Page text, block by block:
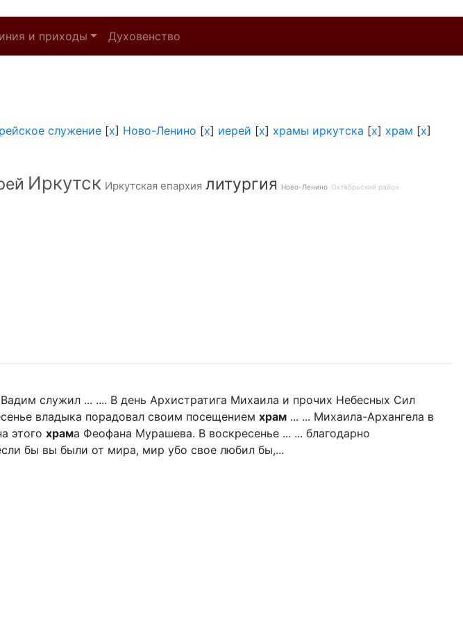
и приходы Духовенство
служение [x] Ново-Ленино [x] иерей [x] храмы иркутска [x] храм [x]
Иркутск Иркутская епархия литургия Ново-Ленино Октябрьский район
служил ... .... В день Архистратига Михаила и прочих Небесных Сил
владыка порадовал своим посещением храм ... ... Михаила-Архангела в
этого храма Феофана Мурашева. В воскресенье ... ... благодарно
бы вы были от мира, мир убо свое любил бы,...